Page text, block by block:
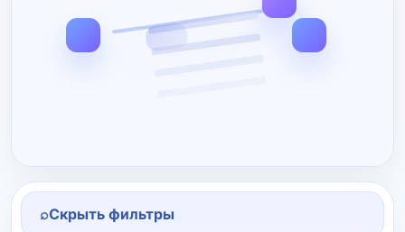
⌕Скрыть фильтры